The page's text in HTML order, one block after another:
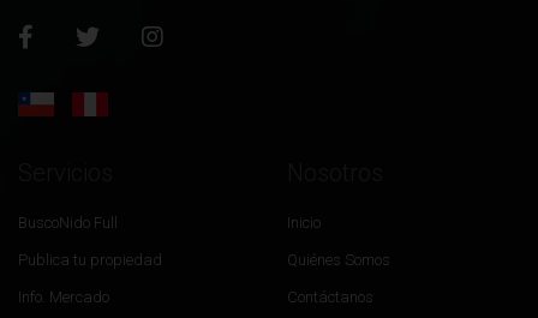
BuscoNido Full
Publica tu propiedad
Info. Mercado
Inicio
Quiénes Somos
Contáctanos